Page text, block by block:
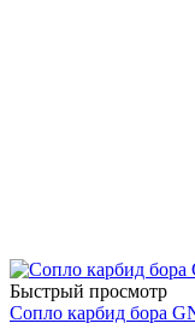
Быстрый просмотр
Сопло карбид бора